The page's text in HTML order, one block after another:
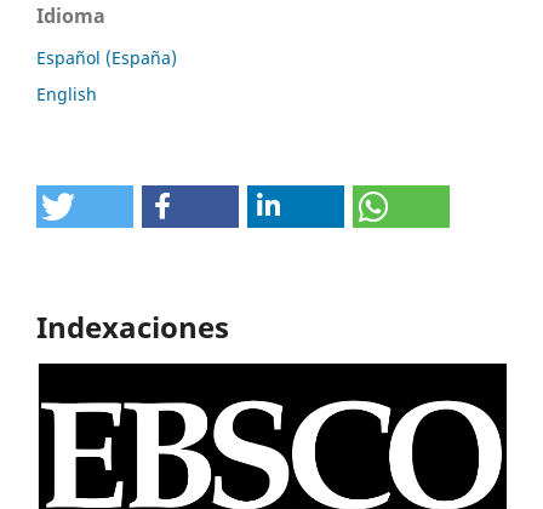
Idioma
Español (España)
English
Indexaciones